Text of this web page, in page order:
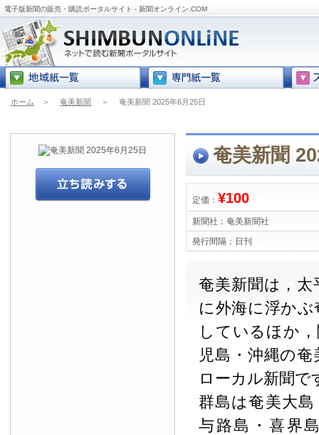
電子版新聞の販売・購読ポータルサイト - 新聞オンライン.COM
ホーム ＞ 奄美新聞 ＞ 奄美新聞 2025年6月25日
奄美新聞
定価： ¥100
新聞社： 奄美新聞社
発行間隔： 日刊
奄美新聞は，
に外海に浮か
しているほか
児島・沖縄の
ローカル新聞で
群島は奄美大
与路島・喜界